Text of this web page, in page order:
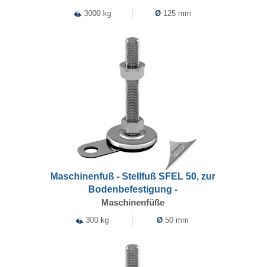
3000 kg Ø 125 mm
Maschinenfuß - Stellfuß SFEL 50, zur
Bodenbefestigung -
Maschinenfüße
300 kg Ø 50 mm